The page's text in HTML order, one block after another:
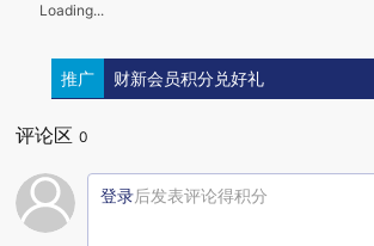
Loading...
推广 财新会员积分兑好礼
评论区 0
登录后发表评论得积分